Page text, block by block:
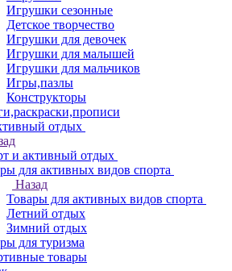
Игрушки сезонные
Детское творчество
Игрушки для девочек
Игрушки для малышей
Игрушки для мальчиков
Игры,пазлы
Конструкторы
отдых
и активный отдых
для активных видов спорта
Назад
Товары для активных видов спорта
Летний отдых
Зимний отдых
для туризма
товары